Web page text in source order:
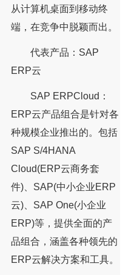
从计算机桌面到移动终
端，在竞争中脱颖而出。
代表产品：SAP
ERP云
SAP ERPCloud：
ERP云产品组合是针对各
种规模企业推出的。包括
SAP S/4HANA
Cloud(ERP云商务套
件)、SAP(中小企业ERP
云)、SAP One(小企业
ERP)等，提供全面的产
品组合，涵盖各种领先的
ERP云解决方案和工具。